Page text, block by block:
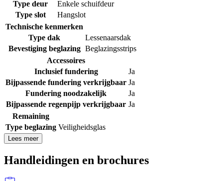
Type deur
Enkele schuifdeur
Type slot
Hangslot
Technische kenmerken
Type dak
Lessenaarsdak
Bevestiging beglazing Beglazingsstrips
Accessoires
Inclusief fundering
Ja
Bijpassende fundering verkrijgbaar Ja
Fundering noodzakelijk
Ja
Bijpassende regenpijp verkrijgbaar Ja
Remaining
Type beglazing Veiligheidsglas
Lees meer
Handleidingen en brochures